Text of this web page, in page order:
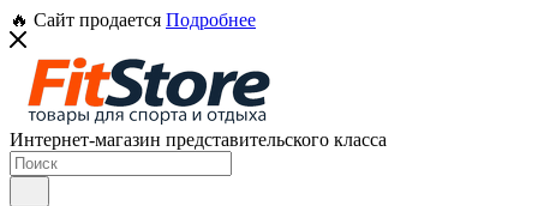
🔥 Сайт продается Подробнее
Интернет-магазин представительского класса